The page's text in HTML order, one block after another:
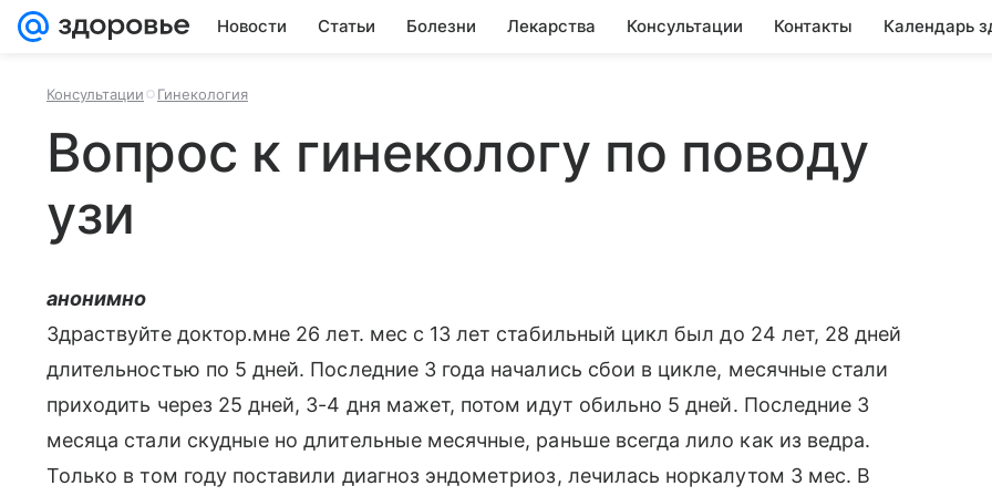
Новости Статьи Болезни Лекарства Консультации Контакты Календарь
Консультации Гинекология
Вопрос к гинекологу по поводу
узи
анонимно
Здраствуйте доктор.мне 26 лет. мес с 13 лет стабильный цикл был до 24 лет, 28 дней
длительностью по 5 дней. Последние 3 года начались сбои в цикле, месячные стали
приходить через 25 дней, 3-4 дня мажет, потом идут обильно 5 дней. Последние 3
месяца стали скудные но длительные месячные, раньше всегда лило как из ведра.
Только в том году поставили диагноз эндометриоз, лечилась норкалутом 3 мес. В